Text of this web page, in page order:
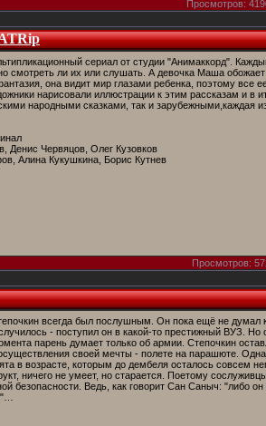
Просмотров:
сериал от студии "Анимаккорд".
смотреть ли их или слушать. А девочка Маша
она видит мир глазами ребенка, поэтому все
нарисовали иллюстрации к этим рассказам и в
народными сказками, так и зарубежными,каждая
Денис Червяцов, Олег Кузовков
Алина Кукушкина, Борис Кутнев
Просмотров:
всегда был послушным. Он пока ещё не думал
- поступил он в какой-то престижный ВУЗ. Но
парень думает только об армии. Степочкин
своей мечты - полете на парашюте.
в возрасте, которым до дембеля осталось совсем
ничего не умеет, но старается. Поетому
безопасности. Ведь, как говорит Сан Саныч: "либо